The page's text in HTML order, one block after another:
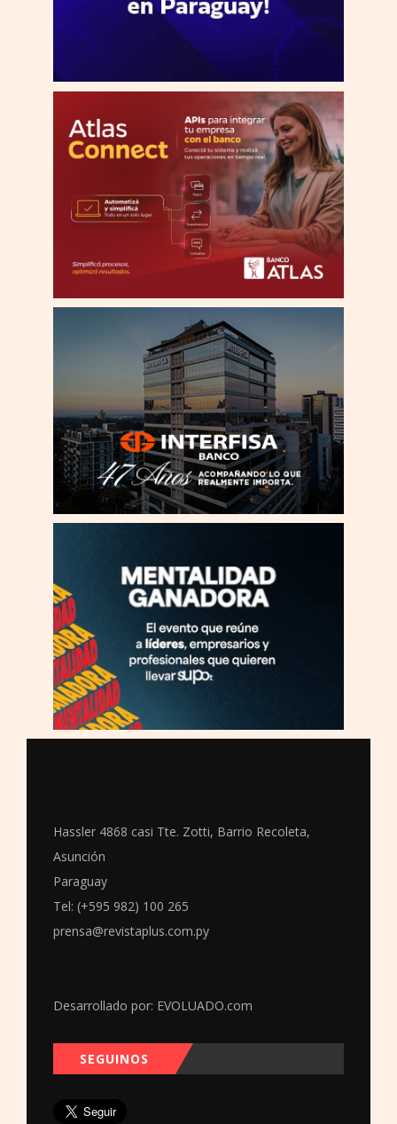
Hassler 4868 casi Tte. Zotti, Barrio Recoleta,
Asunción
Paraguay
Tel: (+595 982) 100 265
prensa@revistaplus.com.py
Desarrollado por: EVOLUADO.com
SEGUINOS